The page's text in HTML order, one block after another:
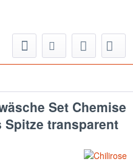
Set Chemise
Spitze transparent